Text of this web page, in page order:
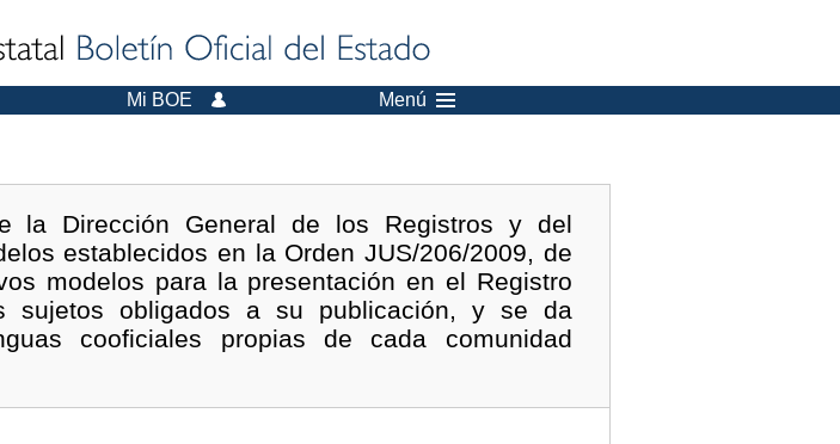
Mi BOE Menú
la Dirección General de los Registros y del
establecidos en la Orden JUS/206/2009, de
modelos para la presentación en el Registro
sujetos obligados a su publicación, y se da
cooficiales propias de cada comunidad